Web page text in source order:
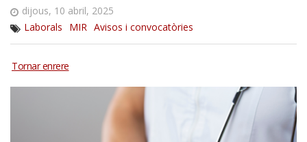
dijous, 10 abril, 2025
Laborals
MIR Avisos i convocatòries